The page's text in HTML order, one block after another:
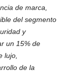
de marca,
del segmento
y
un 15% de
lujo,
de la